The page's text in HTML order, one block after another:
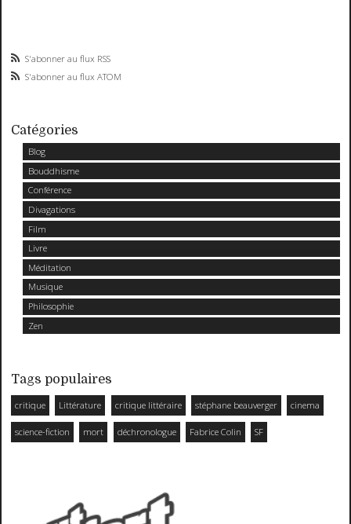
S'abonner au flux RSS
S'abonner au flux ATOM
Catégories
Blog
Bouddhisme
Conférence
Divagations
Film
Livre
Méditation
Musique
Philosophie
Zen
Tags populaires
critique Littérature critique littéraire stéphane beauverger cinema
science-fiction mort déchronologue Fabrice Colin SF